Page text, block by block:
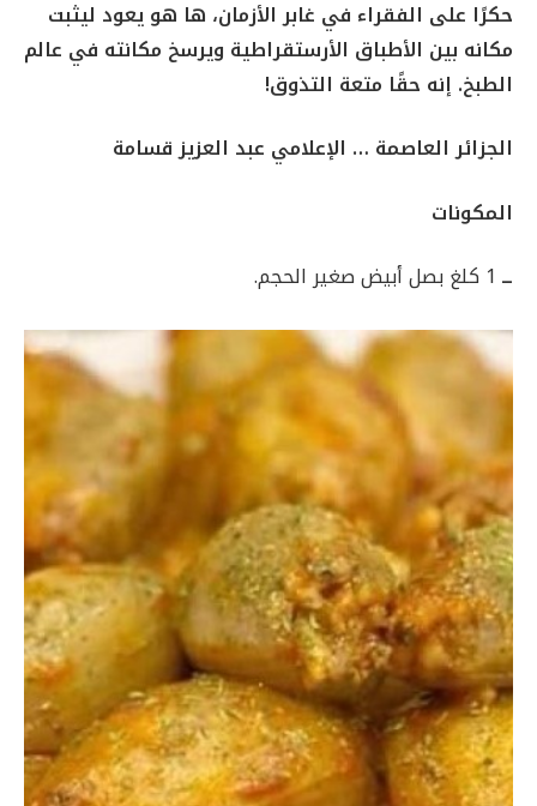
حكرًا على الفقراء في غابر الأزمان، ها هو يعود ليثبت
مكانه بين الأطباق الأرستقراطية ويرسخ مكانته في عالم
الطبخ. إنه حقًا متعة التذوق!
الجزائر العاصمة … الإعلامي عبد العزيز قسامة
المكونات
ــ 1 كلغ بصل أبيض صغير الحجم.